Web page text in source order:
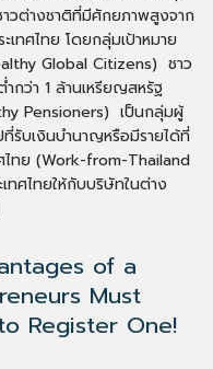
วต่างชาติที่มีศักยภาพสูงจาก
เทศไทย โดยกลุ่มเป้าหมาย
Global Citizens) ชาว
กว่า 1 ล้านเหรียญสหรัฐ
Pensioners) เป็นกลุ่มผู้
บเงินบำนาญหรือมีรายได้ที่
ไทย (Work-from-Thailand
ทศไทยให้กับบริษัทในต่าง
of a
Must
Register One!